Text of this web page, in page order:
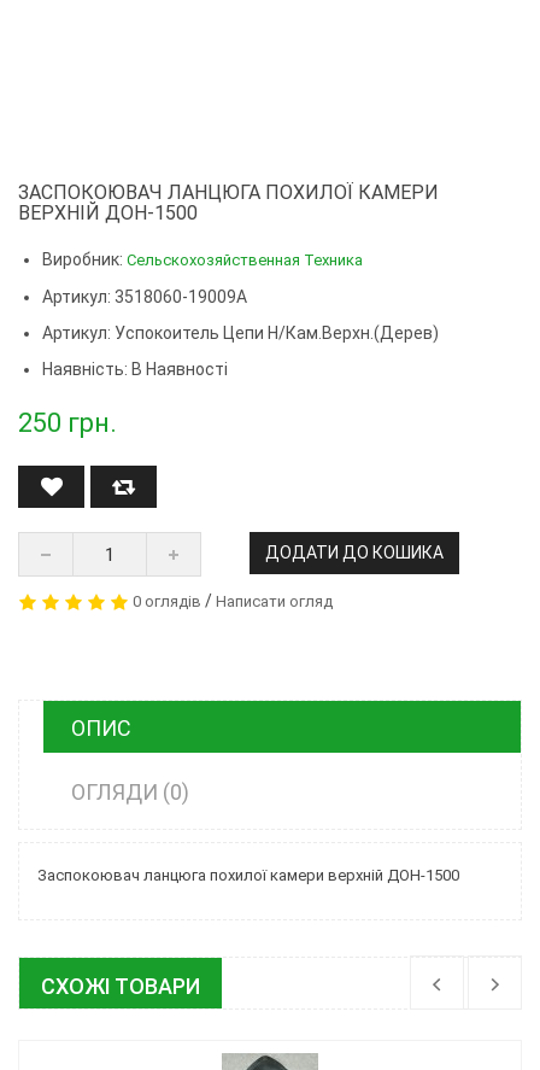
ЗАСПОКОЮВАЧ ЛАНЦЮГА ПОХИЛОЇ КАМЕРИ
ВЕРХНІЙ ДОН-1500
Виробник: Сельскохозяйственная Техника
Артикул: 3518060-19009А
Артикул: Успокоитель Цепи Н/кам.верхн.(дерев)
Наявність: В Наявності
250 грн.
ДОДАТИ ДО КОШИКА
0 оглядів / Написати огляд
ОПИС
ОГЛЯДИ (0)
Заспокоювач ланцюга похилої камери верхній ДОН-1500
СХОЖІ ТОВАРИ